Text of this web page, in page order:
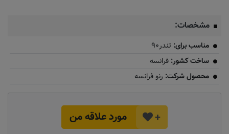
مشخصات:
مناسب برای: تندر۹۰
ساخت کشور: فرانسه
محصول شرکت: رنو فرانسه
+ مورد علاقه من